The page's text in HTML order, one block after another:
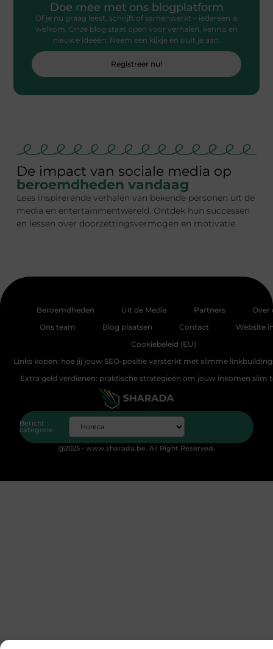
Doe mee met ons blogplatform
Of je nu graag leest, schrijft of samenwerkt – iedereen is
welkom. Onze blog staat open voor verhalen, kennis en
nieuwe ideeën. Neem een kijkje en sluit je aan.
Registreer nu!
De impact van sociale media op
beroemdheden vandaag
Lees inspirerende verhalen van bekende personen uit de
media en entertainmentwereld. Ontdek hun successen
en lessen over doorzettingsvermogen en motivatie.
Beroemdheden Uit de Media Partners
Over
Ons team
Blog plaatsen Contact
Website
Cookiebeleid (EU)
Links kopen: hoe jij jouw SEO-positie versterkt met slimme
Extra geld verdienen: praktische strategieën om jouw inkomen slim
Bericht
categorie
@2025 - www.sharada.be. All Right Reserved.